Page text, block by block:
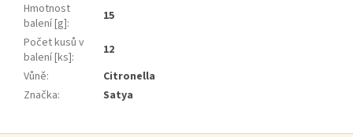
Hmotnost
balení [g]:
15
Počet kusů v
balení [ks]:
12
Vůně:
Citronella
Značka: Satya